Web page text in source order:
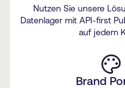
Nutzen Sie unsere
Datenlager mit API-first
auf jedem
Brand